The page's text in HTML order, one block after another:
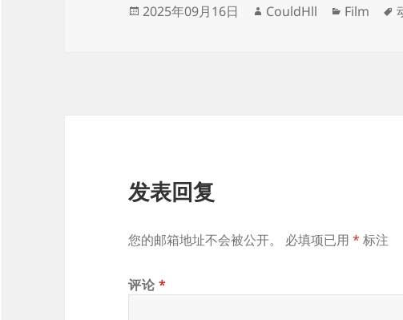
发
2025年09月16日
作
CouldHll
分
Film
发表回复
您的邮箱地址不会被公开。 必填项已用* 标注
评论*